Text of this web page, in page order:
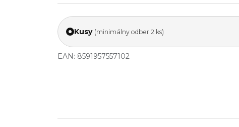
Kusy (minimálny odber 2 ks)
EAN: 8591957557102